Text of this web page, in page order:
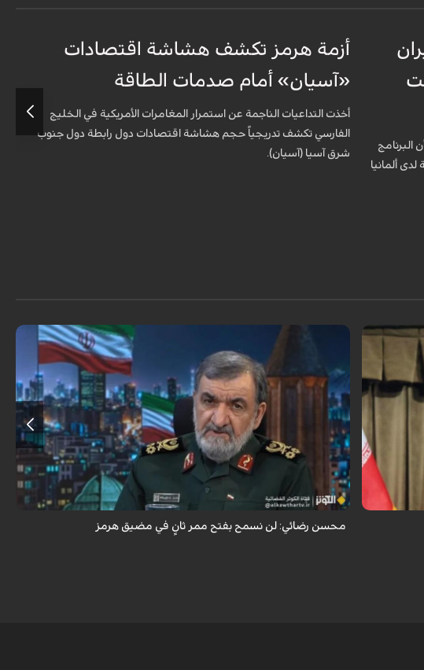
البرنامج
لدى ألمانيا
أزمة هرمز تكشف هشاشة اقتصادات
«آسيان» أمام صدمات الطاقة
أخذت التداعيات الناجمة عن استمرار المغامرات الأمريكية في الخليج
الفارسي تكشف تدريجياً حجم هشاشة اقتصادات دول رابطة دول جنوب
شرق آسيا (آسيان).
الحديثة،
أكد اللواء محسن رضائي أن إيران لن تسمح بفتح ممر ثانٍ في مضيق هرمز.
محسن رضائي: لن نسمح بفتح ممر ثانٍ في مضيق هرمز